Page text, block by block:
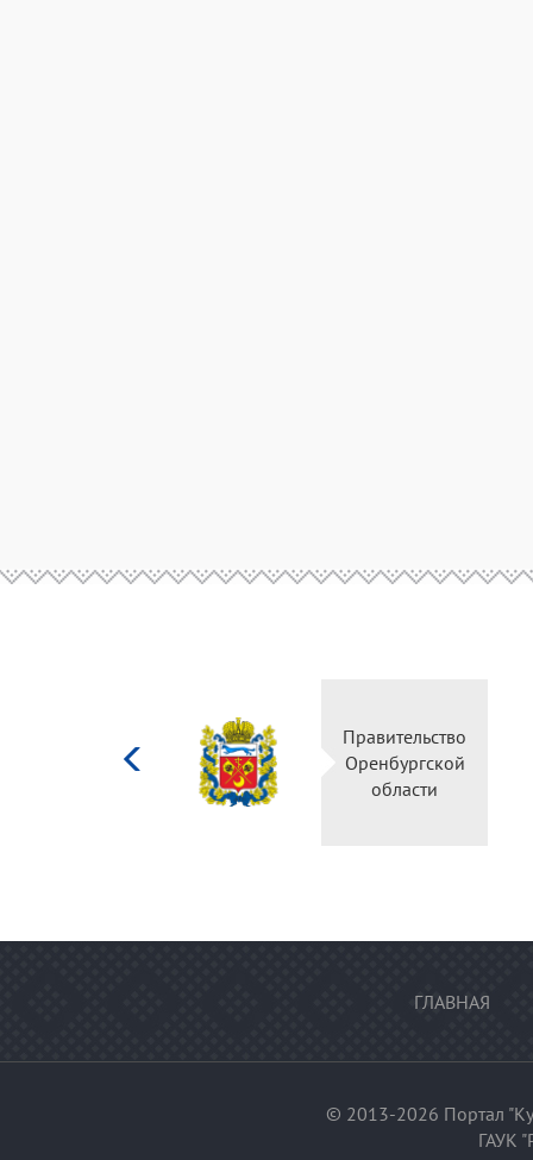
Правительство
Оренбургской
области
ГЛАВНАЯ
© 2013-2026 Портал
ГАУК